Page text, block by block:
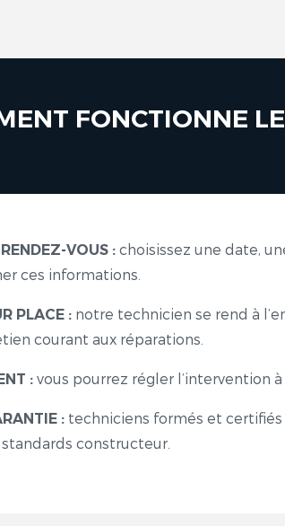
FONCTIONNE
VOUS : choisissez une date,
ces informations.
PLACE : notre technicien se rend à
courant aux réparations.
: vous pourrez régler l’intervention à
: techniciens formés et certifiés
constructeur.